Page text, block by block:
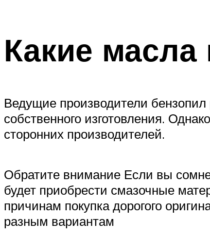
Какие
Ведущие производители
собственного изготовления.
сторонних производителей.
Обратите внимание Если вы
будет приобрести смазочные
причинам покупка дорогого
разным вариантам